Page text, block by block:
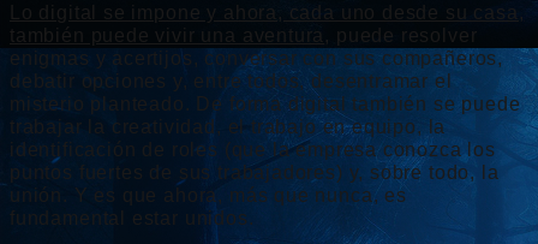
Lo digital se impone y ahora, cada uno desde su casa,
también puede vivir una aventura , puede resolver
enigmas y acertijos, conversar con sus compañeros,
debatir opciones y, entre todos, desentramar el
misterio planteado. De forma digital también se puede
trabajar la creatividad, el trabajo en equipo, la
identificación de roles (que la empresa conozca los
puntos fuertes de sus trabajadores) y, sobre todo, la
unión. Y es que ahora, más que nunca, es
fundamental estar unidos.